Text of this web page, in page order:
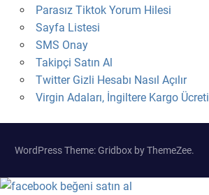
Parasız Tiktok Yorum Hilesi
Sayfa Listesi
SMS Onay
Takipçi Satın Al
Twitter Gizli Hesabı Nasıl Açılır
Virgin Adaları, İngiltere Kargo Ücreti
WordPress Theme: Gridbox by ThemeZee.